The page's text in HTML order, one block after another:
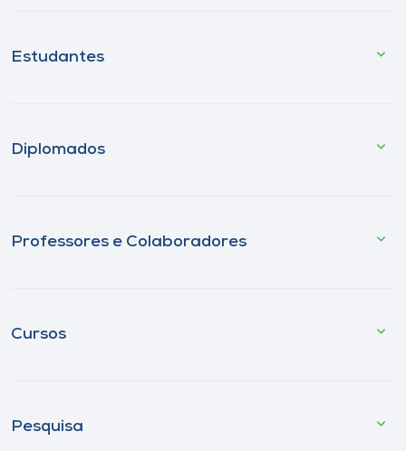
Estudantes
Diplomados
Professores e Colaboradores
Cursos
Pesquisa